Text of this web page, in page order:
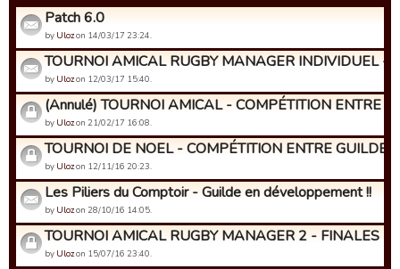
Patch 6.0
by Ulozon 14/03/17 23:24.
TOURNOI AMICAL RUGBY MANAGER INDIVIDUEL -
by Ulozon 12/03/17 15:40.
(Annulé) TOURNOI AMICAL - COMPÉTITION ENTRE
by Ulozon 21/02/17 16:08.
TOURNOI DE NOEL - COMPÉTITION ENTRE GUILDES
by Ulozon 12/11/16 20:23.
Les Piliers du Comptoir - Guilde en développement !!
by Ulozon 28/10/16 14:05.
TOURNOI AMICAL RUGBY MANAGER 2 - FINALES
by Ulozon 15/07/16 23:40.